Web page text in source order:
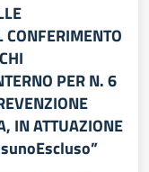
CONFERIMENTO
PER N. 6
IN ATTUAZIONE